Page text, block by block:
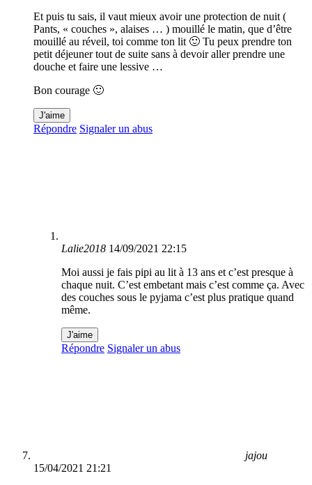
Et puis tu sais, il vaut mieux avoir une protection de nuit (
Pants, « couches », alaises … ) mouillé le matin, que d’être
mouillé au réveil, toi comme ton lit 🙂 Tu peux prendre ton
petit déjeuner tout de suite sans à devoir aller prendre une
douche et faire une lessive …
Bon courage 🙂
J'aime
Répondre Signaler un abus
Lalie2018 14/09/2021 22:15
Moi aussi je fais pipi au lit à 13 ans et c’est presque à
chaque nuit. C’est embetant mais c’est comme ça. Avec
des couches sous le pyjama c’est plus pratique quand
même.
J'aime
Répondre Signaler un abus
jajou
15/04/2021 21:21